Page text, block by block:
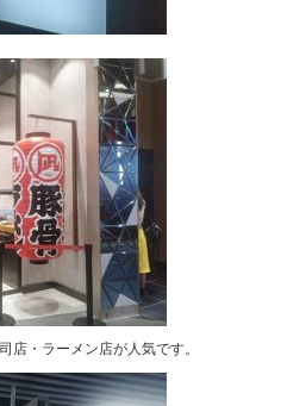
店・ラーメン店が人気です。